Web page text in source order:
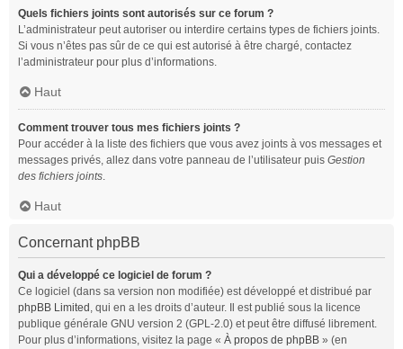
Quels fichiers joints sont autorisés sur ce forum ?
L’administrateur peut autoriser ou interdire certains types de fichiers joints.
Si vous n’êtes pas sûr de ce qui est autorisé à être chargé, contactez
l’administrateur pour plus d’informations.
Haut
Comment trouver tous mes fichiers joints ?
Pour accéder à la liste des fichiers que vous avez joints à vos messages et
messages privés, allez dans votre panneau de l’utilisateur puis Gestion
des fichiers joints.
Haut
Concernant phpBB
Qui a développé ce logiciel de forum ?
Ce logiciel (dans sa version non modifiée) est développé et distribué par
phpBB Limited , qui en a les droits d’auteur. Il est publié sous la licence
publique générale GNU version 2 (GPL-2.0) et peut être diffusé librement.
Pour plus d’informations, visitez la page « À propos de phpBB » (en